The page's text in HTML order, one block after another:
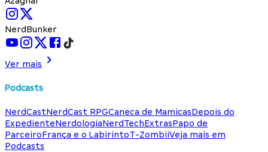
NerdBunker
Ver mais
Podcasts
NerdCastNerdCast RPGCaneca de MamicasDepois do
ExpedienteNerdologiaNerdTechExtrasPapo de
ParceiroFrança e o LabirintoT-ZombiiVeja mais em
Podcasts